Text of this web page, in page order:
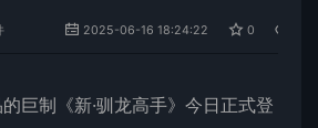
2025-06-16 18:24:22 0
巨制《新·驯龙高手》今日正式登